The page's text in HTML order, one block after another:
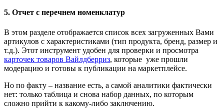
5. Отчет с перечнем номенклатур
В этом разделе отображается список всех загруженных Вами
артикулов с характеристиками (тип продукта, бренд, размер и
т.д.). Этот инструмент удобен для проверки и просмотра
карточек товаров Вайлдберриз, которые уже прошли
модерацию и готовы к публикации на маркетплейсе.
Но по факту – название есть, а самой аналитики фактически
нет: только таблица и снова набор данных, по которым
сложно прийти к какому-либо заключению.